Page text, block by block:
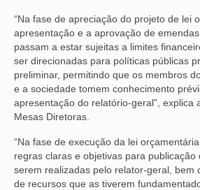
ACESSIBILIDADE E
LGBTQIA+
MULHERES
OFICIAIS DE JUSTIÇA
SAÚDE
SOLIDARIEDADE
“Na fase de apreciação do projeto de lei
apresentação e a aprovação de
passam a estar sujeitas a limites
ser direcionadas para políticas públicas
preliminar, permitindo que os membros
e a sociedade tomem conhecimento
apresentação do relatório-geral”, explica
Mesas Diretoras.
“Na fase de execução da lei
regras claras e objetivas para publicação
serem realizadas pelo relator-geral, bem
de recursos que as tiverem